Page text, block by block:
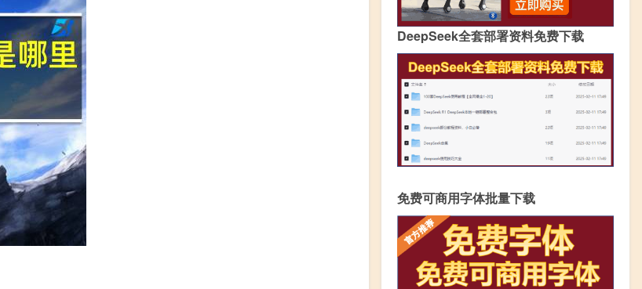
DeepSeek全套部署资料免费下载
免费可商用字体批量下载